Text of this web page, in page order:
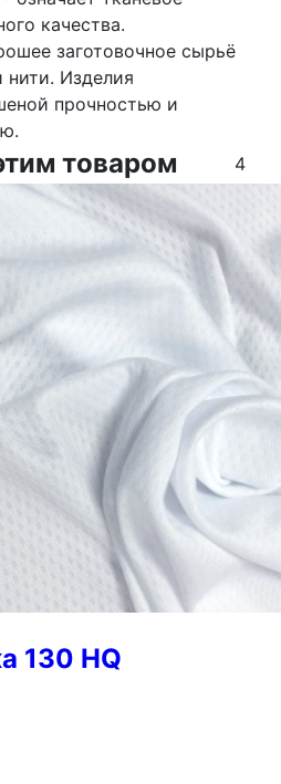
качества.
заготовочное сырьё
нити. Изделия
прочностью и
товаром 4
130 HQ